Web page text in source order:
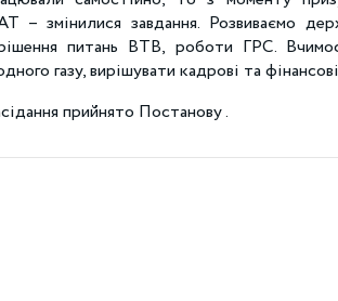
– змінилися завдання. Розвиваємо
питань ВТВ, роботи ГРС.
газу, вирішувати кадрові та
прийнято Постанову .